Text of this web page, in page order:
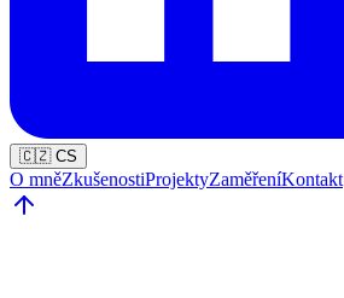
🇨🇿 CS
O mněZkušenostiProjektyZaměřeníKontakt